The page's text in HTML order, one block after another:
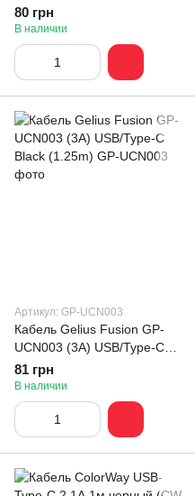
head) 2.4А 1м черный (CW-
CBUL064-BK)
80 грн
В наличии
Артикул: GP-UCN003
Кабель Gelius Fusion GP-
UCN003 (3A) USB/Type-C
Black (1.25m)
81 грн
В наличии